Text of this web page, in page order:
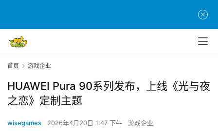
页
茶
首页 游戏企业
HUAWEI Pura 90系列发布，上线《光与夜
之恋》定制主题
wisegames 2026年4月20日 1:47 下午 游戏企业